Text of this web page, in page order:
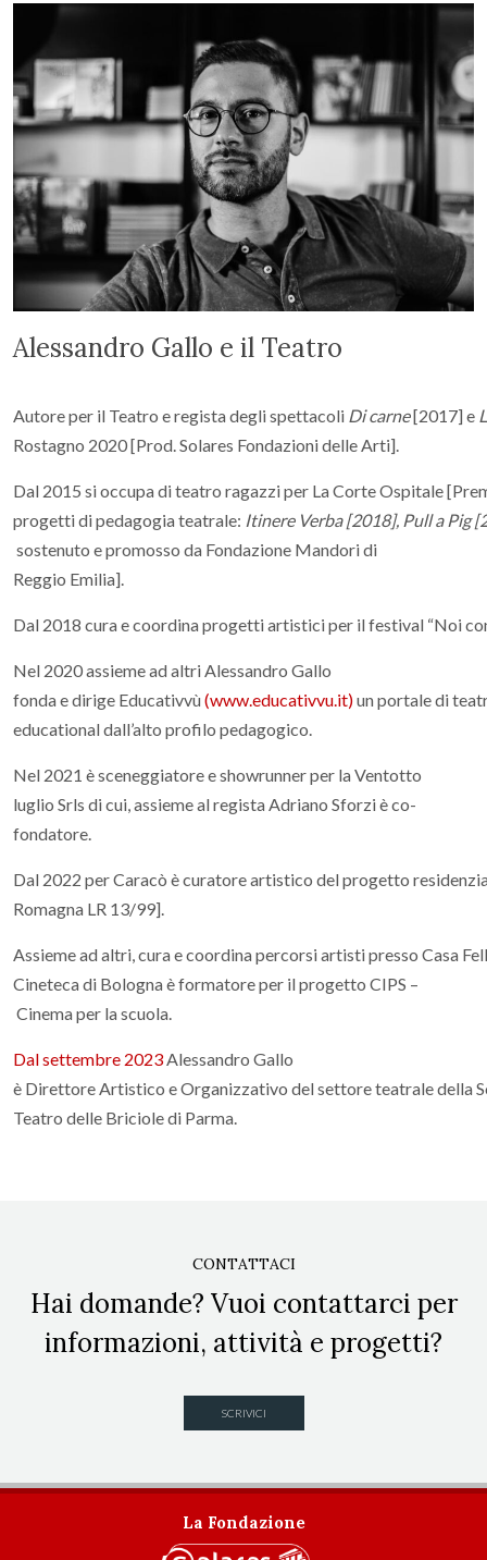
Alessandro Gallo e il Teatro
Autore per il Teatro e regista degli spettacoli Di carne[2017] e
Rostagno 2020 [Prod. Solares Fondazioni delle Arti].
Dal 2015 si occupa di teatro ragazzi per La Corte Ospitale
progetti di pedagogia teatrale: Itinere Verba [2018], Pull a Pig
sostenuto e promosso da Fondazione Mandori di
Reggio Emilia].
Dal 2018 cura e coordina progetti artistici per il festival “Noi
Nel 2020 assieme ad altri Alessandro Gallo
fonda e dirige Educativvù(www.educativvu.it)un portale di
educational dall’alto profilo pedagogico.
Nel 2021 è sceneggiatore e showrunner per la Ventotto
luglio Srls di cui, assieme al regista Adriano Sforzi è co-
fondatore.
Dal 2022 per Caracò è curatore artistico del progetto
Romagna LR 13/99].
Assieme ad altri, cura e coordina percorsi artisti presso Casa
Cineteca di Bologna è formatore per il progetto CIPS –
Cinema per la scuola.
Dal settembre 2023 Alessandro Gallo
è Direttore Artistico e Organizzativo del settore teatrale della
Teatro delle Briciole di Parma.
CONTATTACI
Hai domande? Vuoi contattarci per
informazioni, attività e progetti?
SCRIVICI
La Fondazione